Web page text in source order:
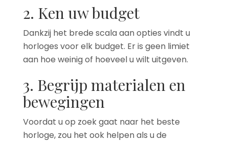
2. Ken uw budget
Dankzij het brede scala aan opties vindt u
horloges voor elk budget. Er is geen limiet
aan hoe weinig of hoeveel u wilt uitgeven.
3. Begrijp materialen en
bewegingen
Voordat u op zoek gaat naar het beste
horloge, zou het ook helpen als u de